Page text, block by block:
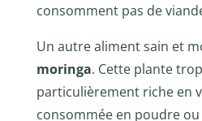
consomment pas de
Un autre aliment sain et
moringa. Cette plante
particulièrement riche en
consommée en poudre